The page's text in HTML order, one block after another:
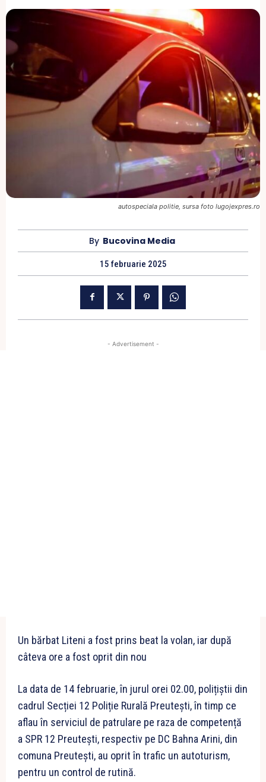
autospeciala politie, sursa foto lugojexpres.ro
By Bucovina Media
15 februarie 2025
- Advertisement -
Un bărbat Liteni a fost prins beat la volan, iar după
câteva ore a fost oprit din nou
La data de 14 februarie, în jurul orei 02.00, polițiștii din
cadrul Secției 12 Poliție Rurală Preutești, în timp ce
aflau în serviciul de patrulare pe raza de competență
a SPR 12 Preutești, respectiv pe DC Bahna Arini, din
comuna Preutești, au oprit în trafic un autoturism,
pentru un control de rutină.